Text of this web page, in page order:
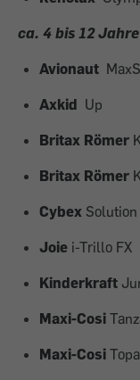
ca. 4 bis 12 Jahre
Avionaut
Axkid Up
Britax Römer
Britax Römer
Cybex Solution
Joie i-Trillo FX
Kinderkraft
Maxi-Cosi
Maxi-Cosi